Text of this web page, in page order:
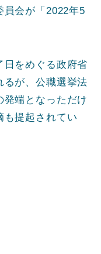
員会が「2022年5
日をめぐる政府省
るが、公職選挙法
端となっただけ
も提起されてい